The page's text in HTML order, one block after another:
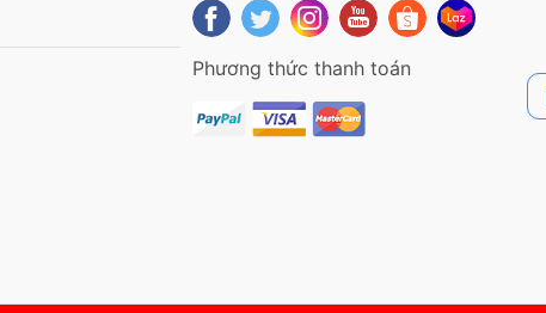
Phương thức thanh toán